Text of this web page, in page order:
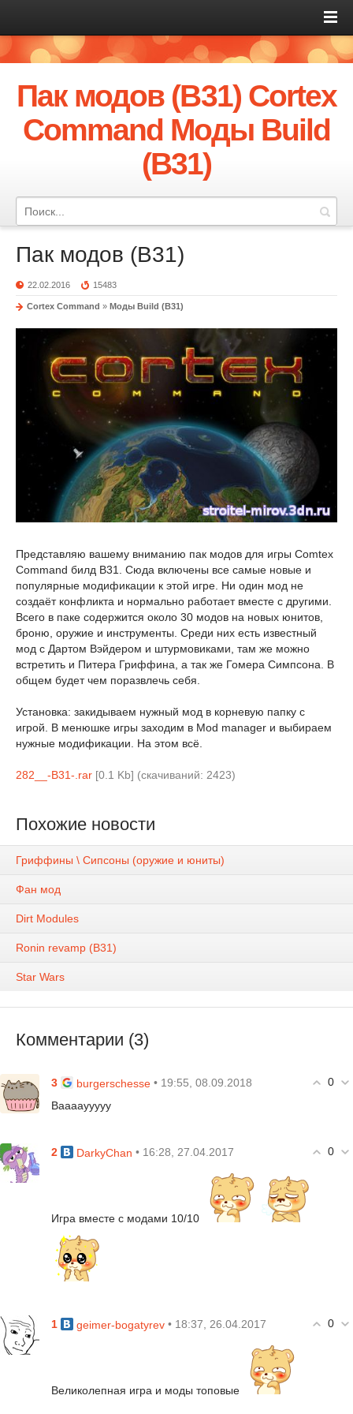
Пак модов (B31) Cortex
Command Моды Build
(B31)
Пак модов (B31)
22.02.2016 15483
Cortex Command » Моды Build (B31)
Представляю вашему вниманию пак модов для игры Comtex
Command билд B31. Сюда включены все самые новые и
популярные модификации к этой игре. Ни один мод не
создаёт конфликта и нормально работает вместе с другими.
Всего в паке содержится около 30 модов на новых юнитов,
броню, оружие и инструменты. Среди них есть известный
мод с Дартом Вэйдером и штурмовиками, там же можно
встретить и Питера Гриффина, а так же Гомера Симпсона. В
общем будет чем поразвлечь себя.
Установка: закидываем нужный мод в корневую папку с
игрой. В менюшке игры заходим в Mod manager и выбираем
нужные модификации. На этом всё.
282__-B31-.rar [0.1 Kb] (cкачиваний: 2423)
Похожие новости
Гриффины \ Сипсоны (оружие и юниты)
Фан мод
Dirt Modules
Ronin revamp (B31)
Star Wars
Комментарии (3)
0
3 burgerschesse • 19:55, 08.09.2018
Вааааууууу
0
2 DarkyChan • 16:28, 27.04.2017
Игра вместе с модами 10/10
0
1 geimer-bogatyrev • 18:37, 26.04.2017
Великолепная игра и моды топовые